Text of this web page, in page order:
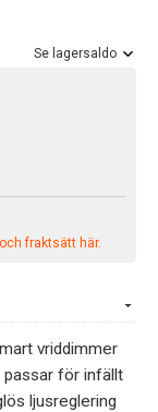
Se lagersaldo
fraktsätt här.
vriddimmer
passar för infällt
ljusreglering